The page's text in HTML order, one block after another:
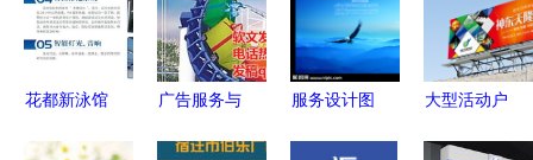
花都新泳馆
广告服务与
服务设计图
大型活动户